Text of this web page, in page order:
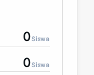
0Siswa
0Siswa